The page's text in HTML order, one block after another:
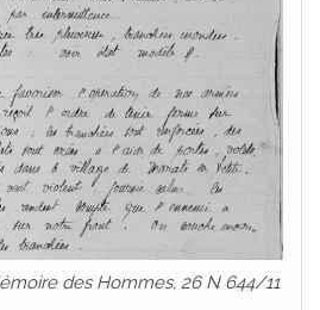
des Hommes, 26 N 644/11